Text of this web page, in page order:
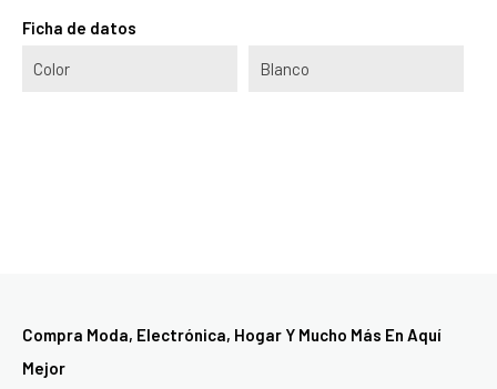
Ficha de datos
Color Blanco
Compra Moda, Electrónica, Hogar Y Mucho Más En Aquí
Mejor